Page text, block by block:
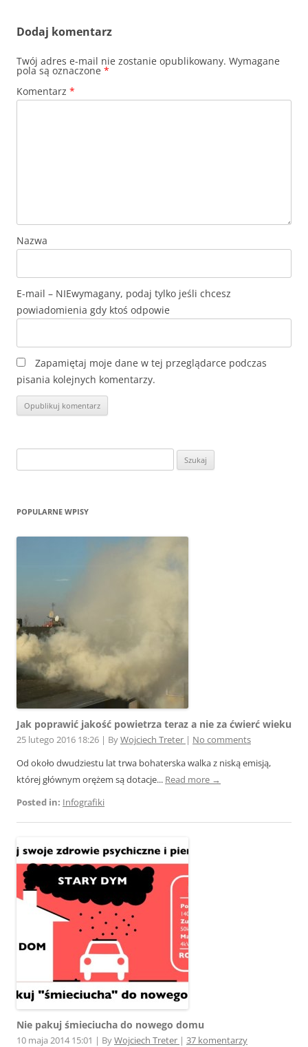
Dodaj komentarz
Twój adres e-mail nie zostanie opublikowany. Wymagane
pola są oznaczone *
Komentarz *
Nazwa
E-mail
Zapamiętaj moje dane w tej przeglądarce podczas
pisania kolejnych komentarzy.
POPULARNE WPISY
Jak poprawić jakość powietrza teraz a nie za ćwierć wieku
25 lutego 2016 18:26 | ByWojciech Treter | No comments
Od około dwudziestu lat trwa bohaterska walka z niską emisją,
której głównym orężem są dotacje... Read more →
Posted in: Infografiki
Nie pakuj śmieciucha do nowego domu
10 maja 2014 15:01 | ByWojciech Treter | 37 komentarzy